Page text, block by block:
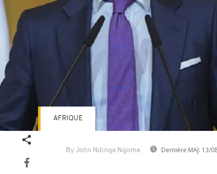
By John Ndinga Ngoma Dernière MAJ: 13/
AFRIQUE